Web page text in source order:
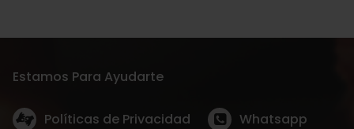
Estamos Para Ayudarte
Políticas de Privacidad Whatsapp